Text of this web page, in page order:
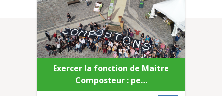
Exercer la fonction de Maitre
Composteur : pe…